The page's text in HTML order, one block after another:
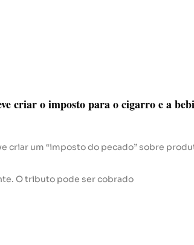
criar o imposto para o cigarro e a
criar um “imposto do pecado” sobre
O tributo pode ser cobrado